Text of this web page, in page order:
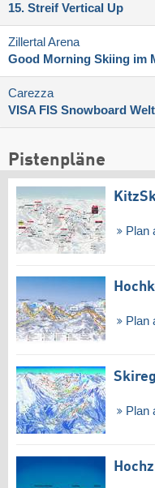
15. Streif Vertical Up
Zillertal Arena
Good Morning Skiing im
Carezza
VISA FIS Snowboard
Pistenpläne
Plan
Plan
Plan